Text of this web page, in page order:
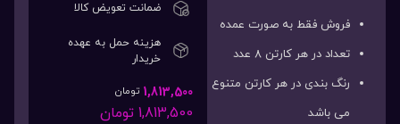
فروش فقط به صورت عمده
تعداد در هر کارتن 8 عدد
رنگ بندی در هر کارتن متنوع
می باشد
ضمانت تعویض کالا
هزینه حمل به عهده
خریدار
1,813,500 تومان
1,813,500 تومان